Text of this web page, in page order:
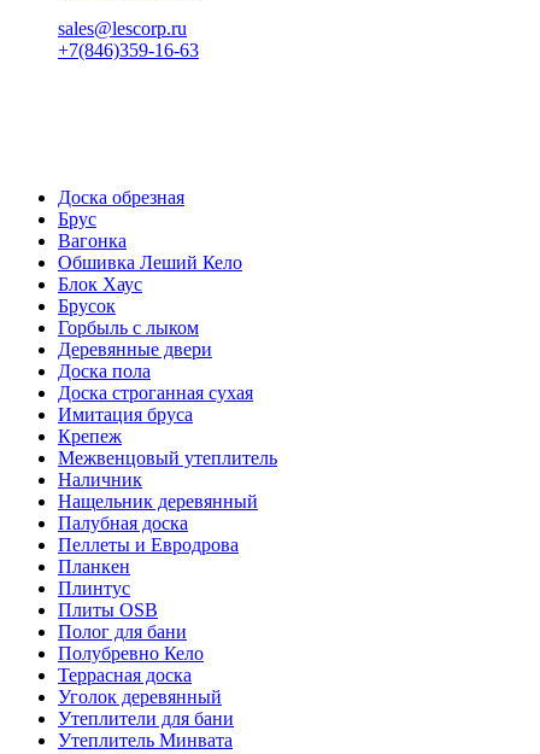
sales@lescorp.ru
+7(846)359-16-63
Доска обрезная
Брус
Вагонка
Обшивка Леший Кело
Блок Хаус
Брусок
Горбыль с лыком
Деревянные двери
Доска пола
Доска строганная сухая
Имитация бруса
Крепеж
Межвенцовый утеплитель
Наличник
Нащельник деревянный
Палубная доска
Пеллеты и Евродрова
Планкен
Плинтус
Плиты OSB
Полог для бани
Полубревно Кело
Террасная доска
Уголок деревянный
Утеплители для бани
Утеплитель Минвата